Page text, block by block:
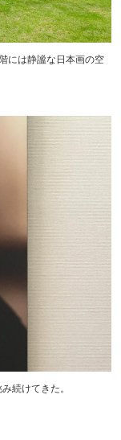
には静謐な日本画の空
続けてきた。